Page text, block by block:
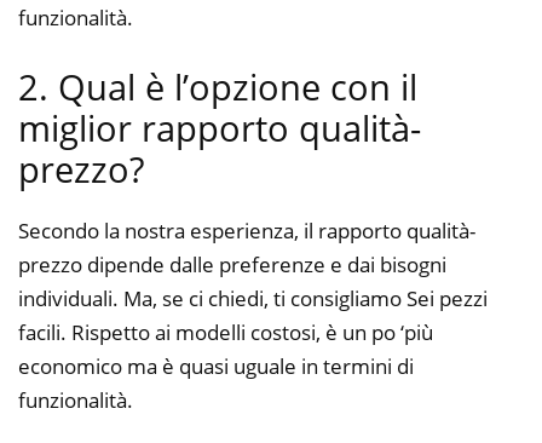
funzionalità.
2. Qual è l’opzione con il
miglior rapporto qualità-
prezzo?
Secondo la nostra esperienza, il rapporto qualità-
prezzo dipende dalle preferenze e dai bisogni
individuali. Ma, se ci chiedi, ti consigliamo Sei pezzi
facili. Rispetto ai modelli costosi, è un po ‘più
economico ma è quasi uguale in termini di
funzionalità.